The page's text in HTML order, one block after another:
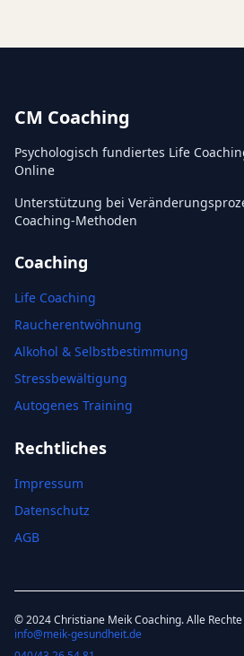
CM Coaching
Psychologisch fundiertes Life
Online
Unterstützung bei
Coaching-Methoden
Coaching
Life Coaching
Raucherentwöhnung
Alkohol & Selbstbestimmung
Stressbewältigung
Autogenes Training
Rechtliches
Impressum
Datenschutz
AGB
© 2024 Christiane Meik Coaching. Alle
info@meik-gesundheit.de